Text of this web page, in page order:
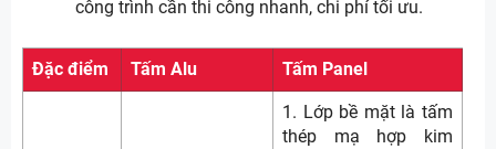
công trình cần thi công nhanh, chi phí tối ưu.
Đặc điểm Tấm Alu Tấm Panel
1. Lớp bề mặt là tấm
thép mạ hợp kim